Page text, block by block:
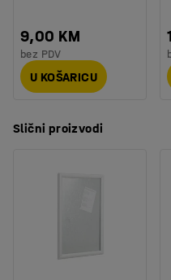
9,00 KM
bez PDV
U KOŠARICU
Slični proizvodi